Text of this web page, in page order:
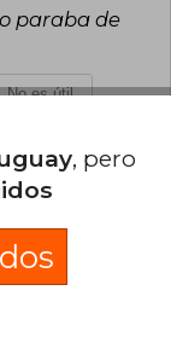
paraba de
No es útil
Martes
más
y se
las mujeres
, pero